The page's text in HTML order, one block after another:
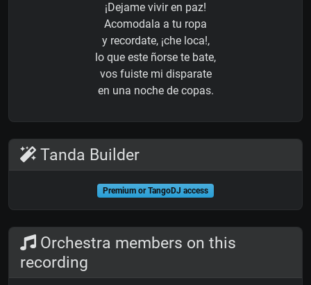
¡Dejame vivir en paz!
Acomodala a tu ropa
y recordate, ¡che loca!,
lo que este ñorse te bate,
vos fuiste mi disparate
en una noche de copas.
Tanda Builder
Premium or TangoDJ access
Orchestra members on this
recording